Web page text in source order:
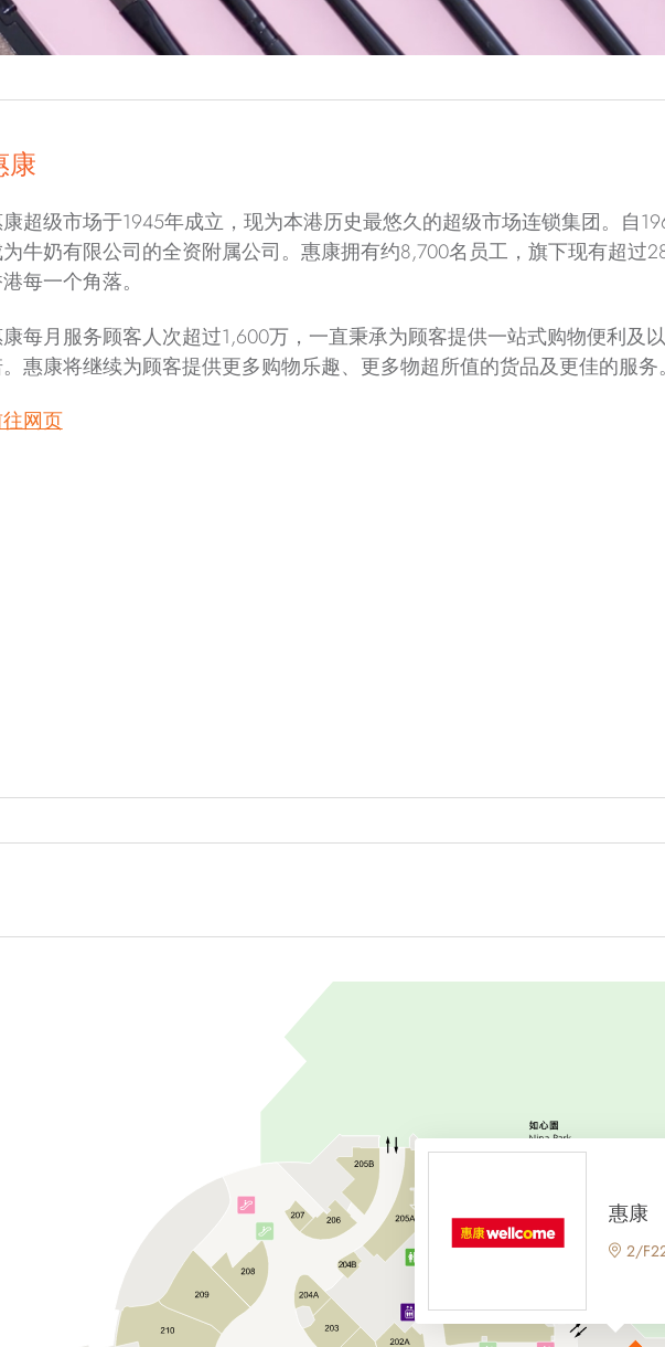
康
超级市场于1945年成立，现为本港历史最悠久的超级市场连锁集团。自
牛奶有限公司的全资附属公司。惠康拥有约8,700名员工，旗下现有超过
每一个角落。
每月服务顾客人次超过1,600万，一直秉承为顾客提供一站式购物便利及
惠康将继续为顾客提供更多购物乐趣、更多物超所值的货品及更佳的服务。
网页
惠康
2/